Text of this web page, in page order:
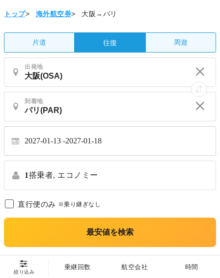
トップ> 海外航空券> 大阪→パリ
片道 往復 周遊
出発地
到着地
2027-01-13 2027-01-18
1搭乗者, エコノミー
直行便のみ ※乗り継ぎなし
最安値を検索
絞り込み
乗継回数 航空会社 時間